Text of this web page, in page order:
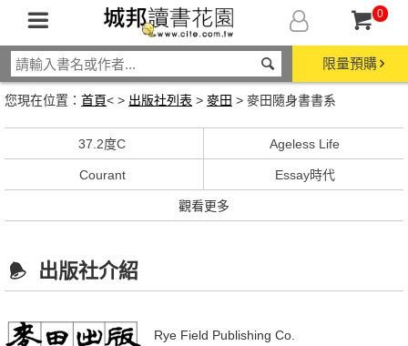
0
限量預購
您現在位置： 首頁< > 出版社列表 > 麥田 > 麥田隨身書書系
37.2度C Ageless Life
Courant Essay時代
觀看更多
出版社介紹
Rye Field Publishing Co.